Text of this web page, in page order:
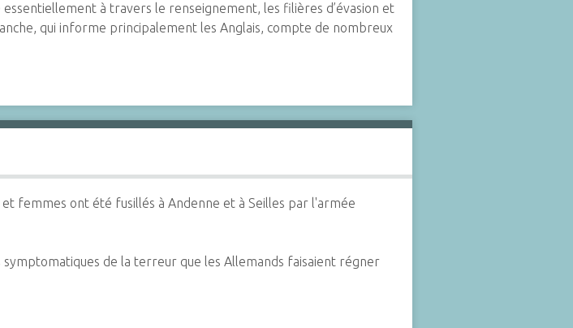
essentiellement à travers le renseignement, les filières d’évasion et
qui informe principalement les Anglais, compte de nombreux
femmes ont été fusillés à Andenne et à Seilles par l'armée
symptomatiques de la terreur que les Allemands faisaient régner